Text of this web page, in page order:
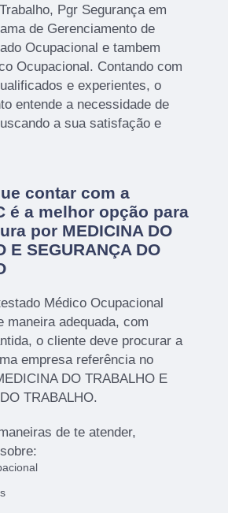
Pgr Segurança em
de Gerenciamento de
Ocupacional e tambem
Ocupacional. Contando com
e experientes, o
entende a necessidade de
a sua satisfação e
contar com a
é a melhor opção para
por MEDICINA DO
E SEGURANÇA DO
Médico Ocupacional
maneira adequada, com
o cliente deve procurar a
empresa referência no
DO TRABALHO E
TRABALHO.
de te atender,